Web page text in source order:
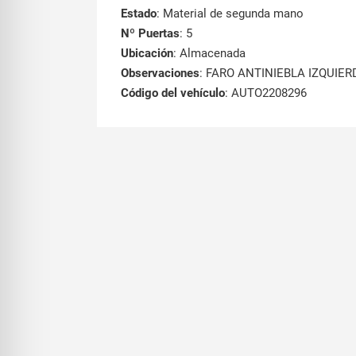
Estado: Material de segunda mano
Nº Puertas: 5
Ubicación: Almacenada
Observaciones: FARO ANTINIEBLA
Código del vehículo: AUTO2208296